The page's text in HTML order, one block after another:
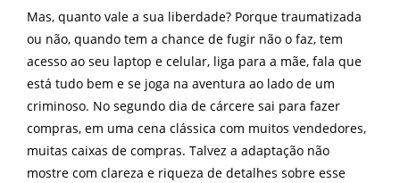
Mas, quanto vale a sua liberdade? Porque traumatizada
ou não, quando tem a chance de fugir não o faz, tem
acesso ao seu laptop e celular, liga para a mãe, fala que
está tudo bem e se joga na aventura ao lado de um
criminoso. No segundo dia de cárcere sai para fazer
compras, em uma cena clássica com muitos vendedores,
muitas caixas de compras. Talvez a adaptação não
mostre com clareza e riqueza de detalhes sobre esse